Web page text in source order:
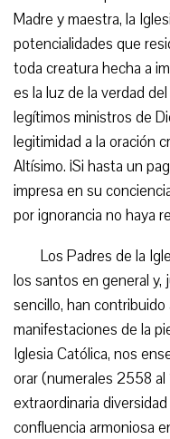
Madre y maestra, la
potencialidades que
toda creatura hecha a
es la luz de la verdad
legítimos ministros de
legitimidad a la oración
Altísimo. ¡Si hasta un
impresa en su
por ignorancia no haya
Los Padres de la
los santos en general
sencillo, han
manifestaciones de la
Iglesia Católica, nos
orar (numerales 2558
extraordinaria
confluencia armoniosa